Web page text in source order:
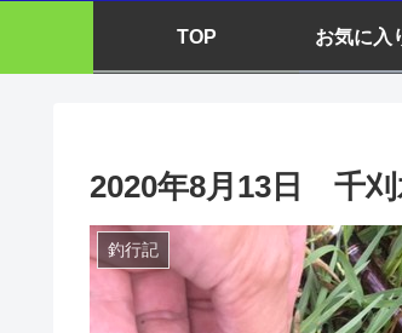
TOP お気に入
2020年8月13日 千刈
釣行記